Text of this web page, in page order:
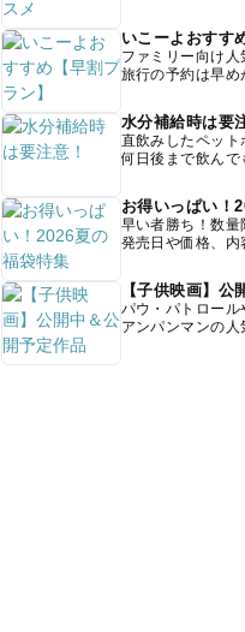
いこーよおすす
ファミリー向け人
旅行の予約は早め
水分補給時は要
直飲みしたペット
何日後まで飲んで
お得いっぱい！
早い者勝ち！数
発売日や価格、
【子供映画】公
パウ・パトロール
アンパンマンの人